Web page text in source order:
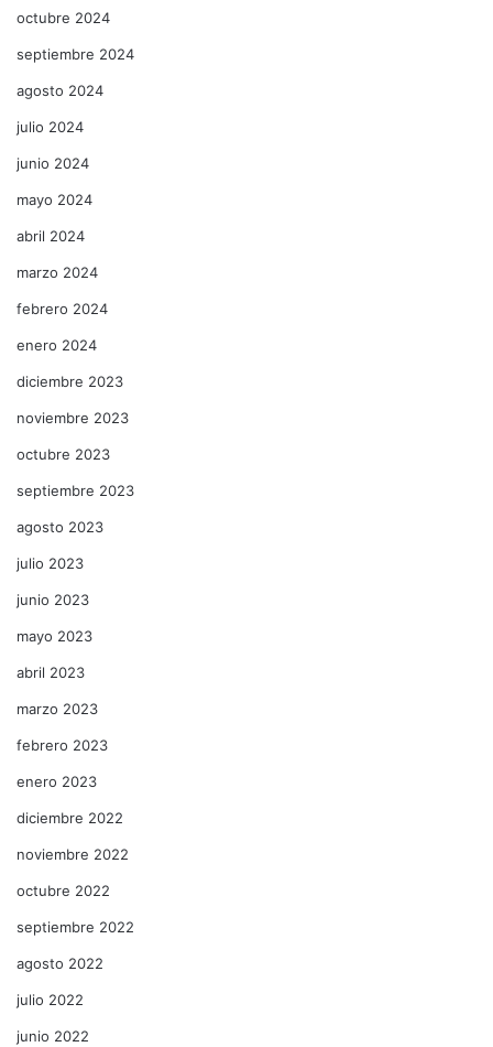
octubre 2024
septiembre 2024
agosto 2024
julio 2024
junio 2024
mayo 2024
abril 2024
marzo 2024
febrero 2024
enero 2024
diciembre 2023
noviembre 2023
octubre 2023
septiembre 2023
agosto 2023
julio 2023
junio 2023
mayo 2023
abril 2023
marzo 2023
febrero 2023
enero 2023
diciembre 2022
noviembre 2022
octubre 2022
septiembre 2022
agosto 2022
julio 2022
junio 2022